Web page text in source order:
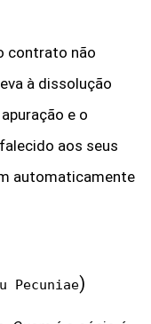
contrato não
à dissolução
e o
aos seus
automaticamente
Pecuniae)